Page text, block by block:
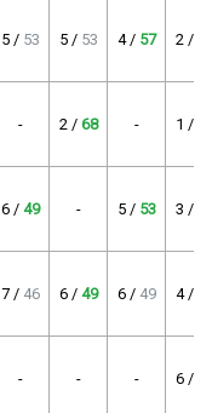
5 / 53 5 / 53 4 / 57 2 /
- 2 / 68 - 1 /
6 / 49 - 5 / 53 3 /
7 / 46 6 / 49 6 / 49 4 /
- - - 6 /